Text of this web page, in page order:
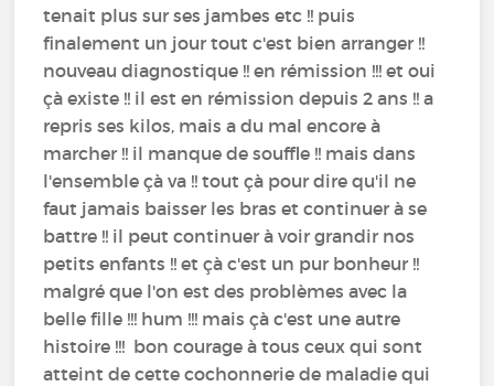
tenait plus sur ses jambes etc !! puis
finalement un jour tout c'est bien arranger !!
nouveau diagnostique !! en rémission !!! et oui
çà existe !! il est en rémission depuis 2 ans !! a
repris ses kilos, mais a du mal encore à
marcher !! il manque de souffle !! mais dans
l'ensemble çà va !! tout çà pour dire qu'il ne
faut jamais baisser les bras et continuer à se
battre !! il peut continuer à voir grandir nos
petits enfants !! et çà c'est un pur bonheur !!
malgré que l'on est des problèmes avec la
belle fille !!! hum !!! mais çà c'est une autre
histoire !!! bon courage à tous ceux qui sont
atteint de cette cochonnerie de maladie qui